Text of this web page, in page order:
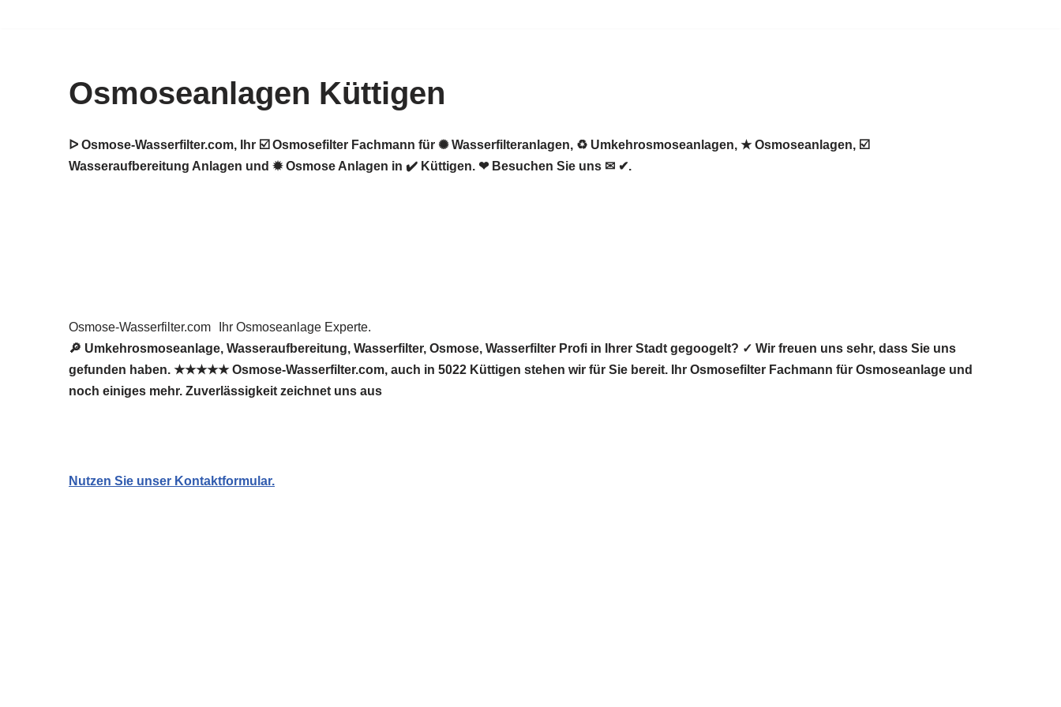
Osmoseanlagen Küttigen
ᐅ Osmose-Wasserfilter.com, Ihr ☑️ Osmosefilter Fachmann für ✺ Wasserfilteranlagen, ♻ Umkehrosmoseanlagen, ★ Osmoseanlagen, ☑️
Wasseraufbereitung Anlagen und ✹ Osmose Anlagen in ✔️ Küttigen. ❤ Besuchen Sie uns ✉ ✔.
Osmose-Wasserfilter.com
Ihr Osmoseanlage Experte.
🔎 Umkehrosmoseanlage, Wasseraufbereitung, Wasserfilter, Osmose, Wasserfilter Profi in Ihrer Stadt gegoogelt? ✓ Wir freuen uns sehr, dass Sie uns
gefunden haben. ★★★★★ Osmose-Wasserfilter.com, auch in 5022 Küttigen stehen wir für Sie bereit. Ihr Osmosefilter Fachmann für Osmoseanlage und
noch einiges mehr. Zuverlässigkeit zeichnet uns aus
Nutzen Sie unser Kontaktformular.